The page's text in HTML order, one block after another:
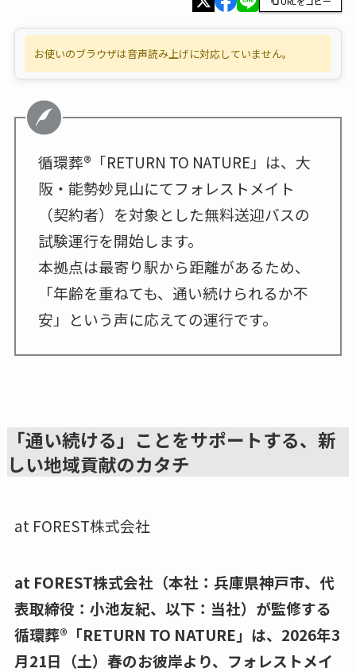
お使いのブラウザは音声読み上げに対応していません。
循環葬®︎ 「RETURN TO NATURE」は、大
阪・能勢妙見山にてフォレストメイト
（契約者）を対象とした無料送迎バスの
試験運行を開始します。
本拠点は最寄り駅から距離があるため、
「年齢を重ねても、通い続けられるか不
安」という声に応えての運行です。
「通い続ける」ことをサポートする、新
しい地域貢献のカタチ
at FOREST株式会社
at FOREST株式会社（本社：兵庫県神戸市、代
表取締役：小池友紀、以下：当社）が監修する
循環葬®︎「RETURN TO NATURE」は、2026年3
月21日（土）春のお彼岸より、フォレストメイ